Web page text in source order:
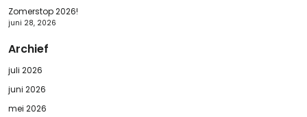
Zomerstop 2026!
juni 28, 2026
Archief
juli 2026
juni 2026
mei 2026